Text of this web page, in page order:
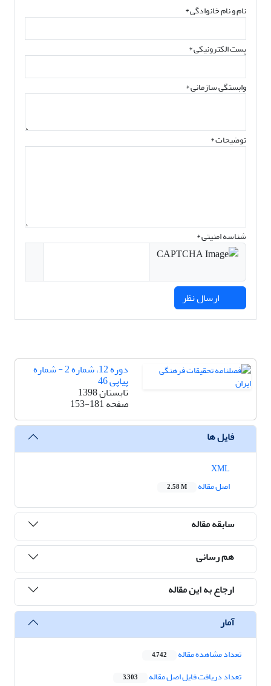
نام و نام خانوادگی*
پست الکترونیکی*
وابستگی سازمانی *
توضیحات *
شناسه امنیتی *
دوره 12، شماره 2 - شماره
پیاپی 46
تابستان 1398
صفحه153-181
فایل ها
اصل مقاله
2.58 M
سابقه مقاله
هم رسانی
ارجاع به این مقاله
آمار
تعداد مشاهده مقاله 4,742
تعداد دریافت فایل اصل مقاله 3,303